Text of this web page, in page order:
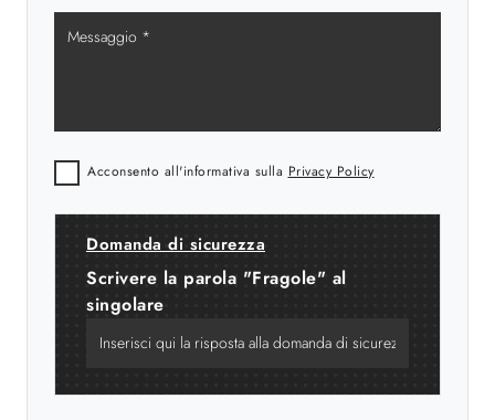
Acconsento all'informativa sulla Privacy Policy
Domanda di sicurezza
Scrivere la parola "Fragole" al
singolare